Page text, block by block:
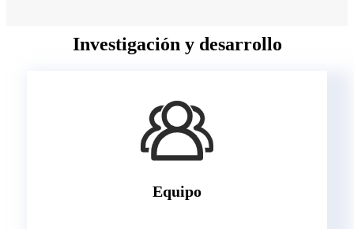
Investigación y desarrollo
Equipo